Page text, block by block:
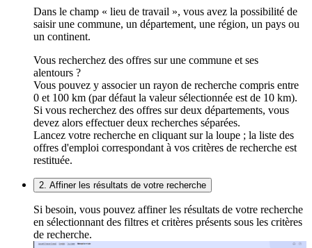
Dans le champ « lieu de travail », vous avez la possibilité de
saisir une commune, un département, une région, un pays ou
un continent.
Vous recherchez des offres sur une commune et ses
alentours ?
Vous pouvez y associer un rayon de recherche compris entre
0 et 100 km (par défaut la valeur sélectionnée est de 10 km).
Si vous recherchez des offres sur deux départements, vous
devez alors effectuer deux recherches séparées.
Lancez votre recherche en cliquant sur la loupe ; la liste des
offres d'emploi correspondant à vos critères de recherche est
restituée.
2. Affiner les résultats de votre recherche
Si besoin, vous pouvez affiner les résultats de votre recherche
en sélectionnant des filtres et critères présents sous les critères
de recherche.